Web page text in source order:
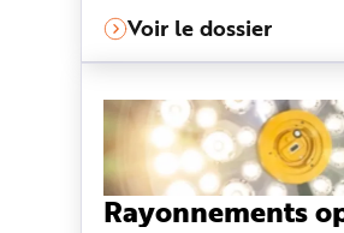
Voir le dossier
Rayonnements